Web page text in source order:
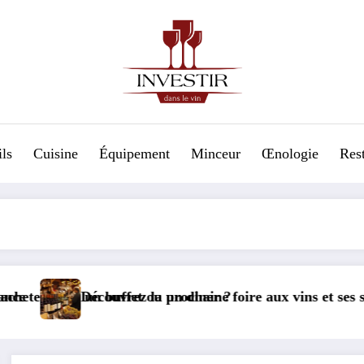
Cuisine Équipement Minceur Œnologie
ou un diner ?
la prochaine foire aux vins et ses sélections exclusives
Les secrets